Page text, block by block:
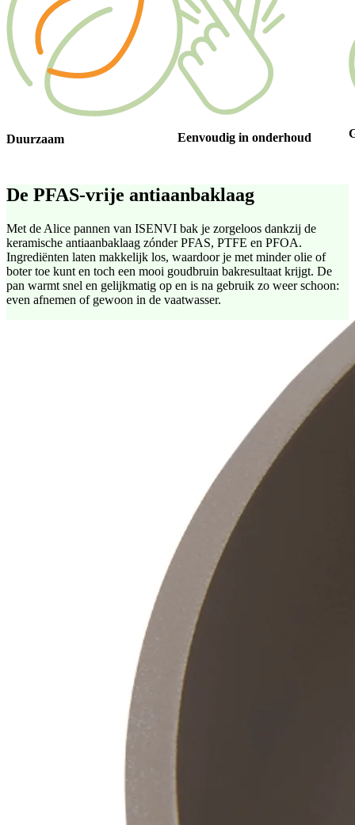
Duurzaam Eenvoudig in onderhoud
De PFAS-vrije antiaanbaklaag
Met de Alice pannen van ISENVI bak je zorgeloos dankzij de
keramische antiaanbaklaag zónder PFAS, PTFE en PFOA.
Ingrediënten laten makkelijk los, waardoor je met minder olie of
boter toe kunt en toch een mooi goudbruin bakresultaat krijgt. De
pan warmt snel en gelijkmatig op en is na gebruik zo weer schoon:
even afnemen of gewoon in de vaatwasser.